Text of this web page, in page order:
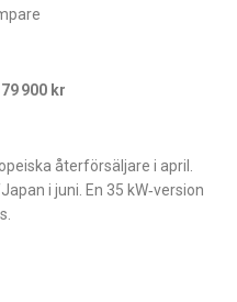
900 kr
återförsäljare i april.
i juni. En 35 kW‑version